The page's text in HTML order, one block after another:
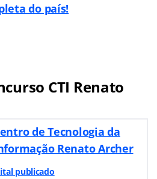
do país!
CTI Renato
de Tecnologia da
Renato Archer
publicado